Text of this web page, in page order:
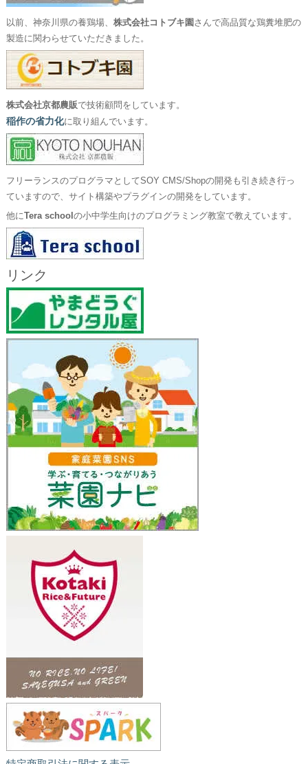
以前、神奈川県の養鶏場、 株式会社コトブキ園 さんで高品質な鶏糞堆肥の
製造に関わらせていただきました。
株式会社京都農販で技術顧問をしています。
稲作の省力化に取り組んでいます。
フリーランスのプログラマとしてSOY CMS/Shopの開発も引き続き行っ
ていますので、サイト構築やプラグインの開発をしています。
他にTera school の小中学生向けのプログラミング教室で教えています。
リンク